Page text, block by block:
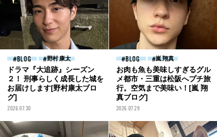
BLOG 野村 康太
ドラマ『大追跡』シーズン
２！ 刑事らしく成長した城を
お届けします[野村康太ブロ
グ]
2026.07.30
BLOG 嵐 翔真
お肉も魚も美味しすぎるグル
メ都市・三重は松阪へプチ旅
行。空気まで美味い！[嵐 翔
真ブログ]
2026.07.29